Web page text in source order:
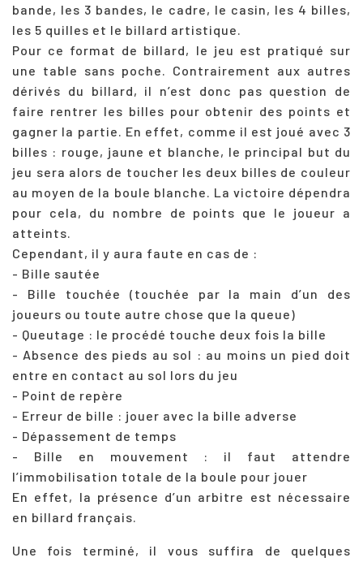
bande, les 3 bandes, le cadre, le casin, les 4 billes,
les 5 quilles et le billard artistique.
Pour ce format de billard, le jeu est pratiqué sur
une table sans poche. Contrairement aux autres
dérivés du billard, il n’est donc pas question de
faire rentrer les billes pour obtenir des points et
gagner la partie. En effet, comme il est joué avec 3
billes : rouge, jaune et blanche, le principal but du
jeu sera alors de toucher les deux billes de couleur
au moyen de la boule blanche. La victoire dépendra
pour cela, du nombre de points que le joueur a
atteints.
Cependant, il y aura faute en cas de :
- Bille sautée
- Bille touchée (touchée par la main d’un des
joueurs ou toute autre chose que la queue)
- Queutage : le procédé touche deux fois la bille
- Absence des pieds au sol : au moins un pied doit
entre en contact au sol lors du jeu
- Point de repère
- Erreur de bille : jouer avec la bille adverse
- Dépassement de temps
- Bille en mouvement : il faut attendre
l’immobilisation totale de la boule pour jouer
En effet, la présence d’un arbitre est nécessaire
en billard français.
Une fois terminé, il vous suffira de quelques